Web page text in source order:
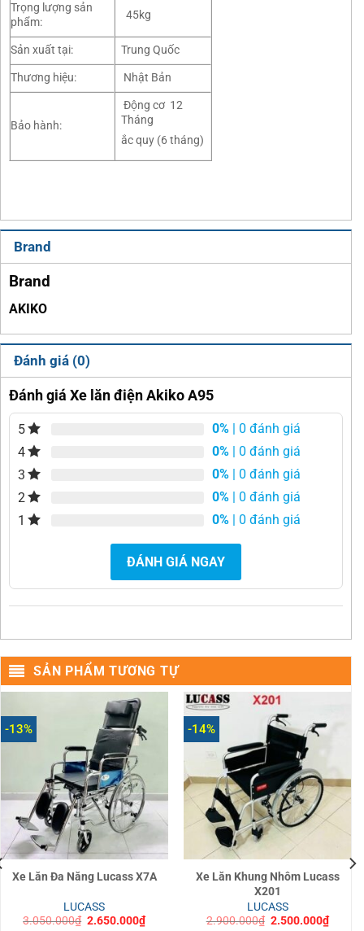
Trọng lượng sản
phẩm:
45kg
Sản xuất tại:
Trung Quốc
Thương hiệu:
Nhật Bản
Bảo hành:
Động cơ 12
Tháng
ắc quy (6 tháng)
Brand
Brand
AKIKO
Đánh giá (0)
Đánh giá Xe lăn điện Akiko A95
5 0% | 0 đánh giá
4
0% | 0 đánh giá
3
0% | 0 đánh giá
2
0% | 0 đánh giá
1
0% | 0 đánh giá
ĐÁNH GIÁ NGAY
SẢN PHẨM TƯƠNG TỰ
-13%
Xe Lăn Đa Năng Lucass X7A
LUCASS
3.050.000₫ Giá
2.650.000₫Giá
-14%
Xe Lăn Khung Nhôm Lucass
X201
LUCASS
2.900.000₫ Giá
2.500.000₫Giá